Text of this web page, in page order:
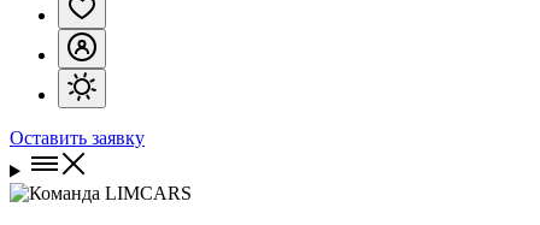
Оставить заявку